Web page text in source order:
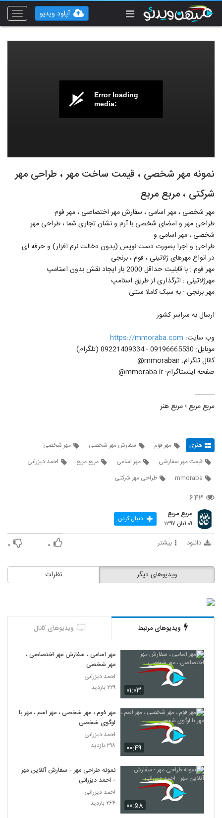
Toggle
آپلود ویدیو
Error loading
media:
نمونه مهر شخصی ، قیمت ساخت مهر ، طراحی مهر
شرکتی ، مربع مربع
مهر شخصی ، مهر اسامی ، سفارش مهر اختصاصی ، مهر فوم
طراحی مهر و امضای شخصی با آرم و نشان تجاری شما ، طراحی مهر
شخصی ، مهر اسامی و ...
طراحی و اجرا بصورت دست نویس (بدون دخالت نرم افزار) و حرفه ای
در انواع مهرهای ژلاتینی ، فوم ، برنجی
مهر فوم : با قابلیت حداقل 2000 بار ایجاد نقش بدون استامپ
مهرژلاتینی : اثرگذاری از طریق استامپ
مهر برنجی : به سبک کاملا سنتی
ارسال به سراسر کشور
وب سایت: https://mmoraba.com
موبایل: 09196665530 - 09221409334 (تلگرام)
کانال تلگرام: mmorabair@
صفحه اینستاگرام: mmoraba.ir@
----------
مربع مربع ؛ مربع هنر
هنری مهر فوم سفارش مهر شخصی
مهر شخصی
قیمت مهر سفارشی
مهر اسامی مربع مربع
احمد دیزرانی
mmoraba
طراحی مهر شرکتی
۶۴۳
مربع مربع
۰۹ آبان ۱۳۹۷ دنبال کردن
دانلود بیشتر ۰ ۰
نظرات ویدیوهای دیگر
ویدیوهای مرتبط ویدیوهای کانال
۰۱:۰۳
مهر اسامی ، سفارش مهر اختصاصی ،
مهر شخصی
احمد دیزرانی
۲۲۹ بازدید
۰۰:۴۹
مهر فوم ، مهر شخصی ، مهر اسم ، مهر با
لوگوی شخصی
احمد دیزرانی
۲۹۸ بازدید
۰۰:۵۸
نمونه طراحی مهر - سفارش آنلاین مهر
- احمد دیزرانی
احمد دیزرانی
۲۶۴ بازدید